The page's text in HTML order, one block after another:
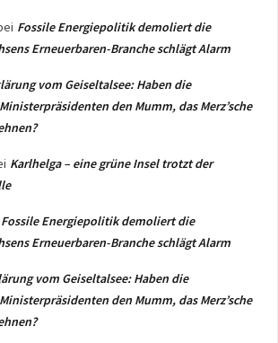
Fossile Energiepolitik demoliert die
Erneuerbaren-Branche schlägt Alarm
vom Geiseltalsee: Haben die
den Mumm, das Merz’sche
Karlhelga – eine grüne Insel trotzt der
Fossile Energiepolitik demoliert die
Erneuerbaren-Branche schlägt Alarm
vom Geiseltalsee: Haben die
den Mumm, das Merz’sche